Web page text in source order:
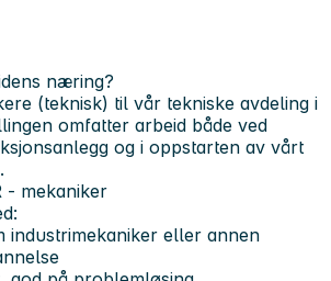
næring?
(teknisk) til vår tekniske avdeling i
omfatter arbeid både ved
og i oppstarten av vårt
- mekaniker
industrimekaniker eller annen